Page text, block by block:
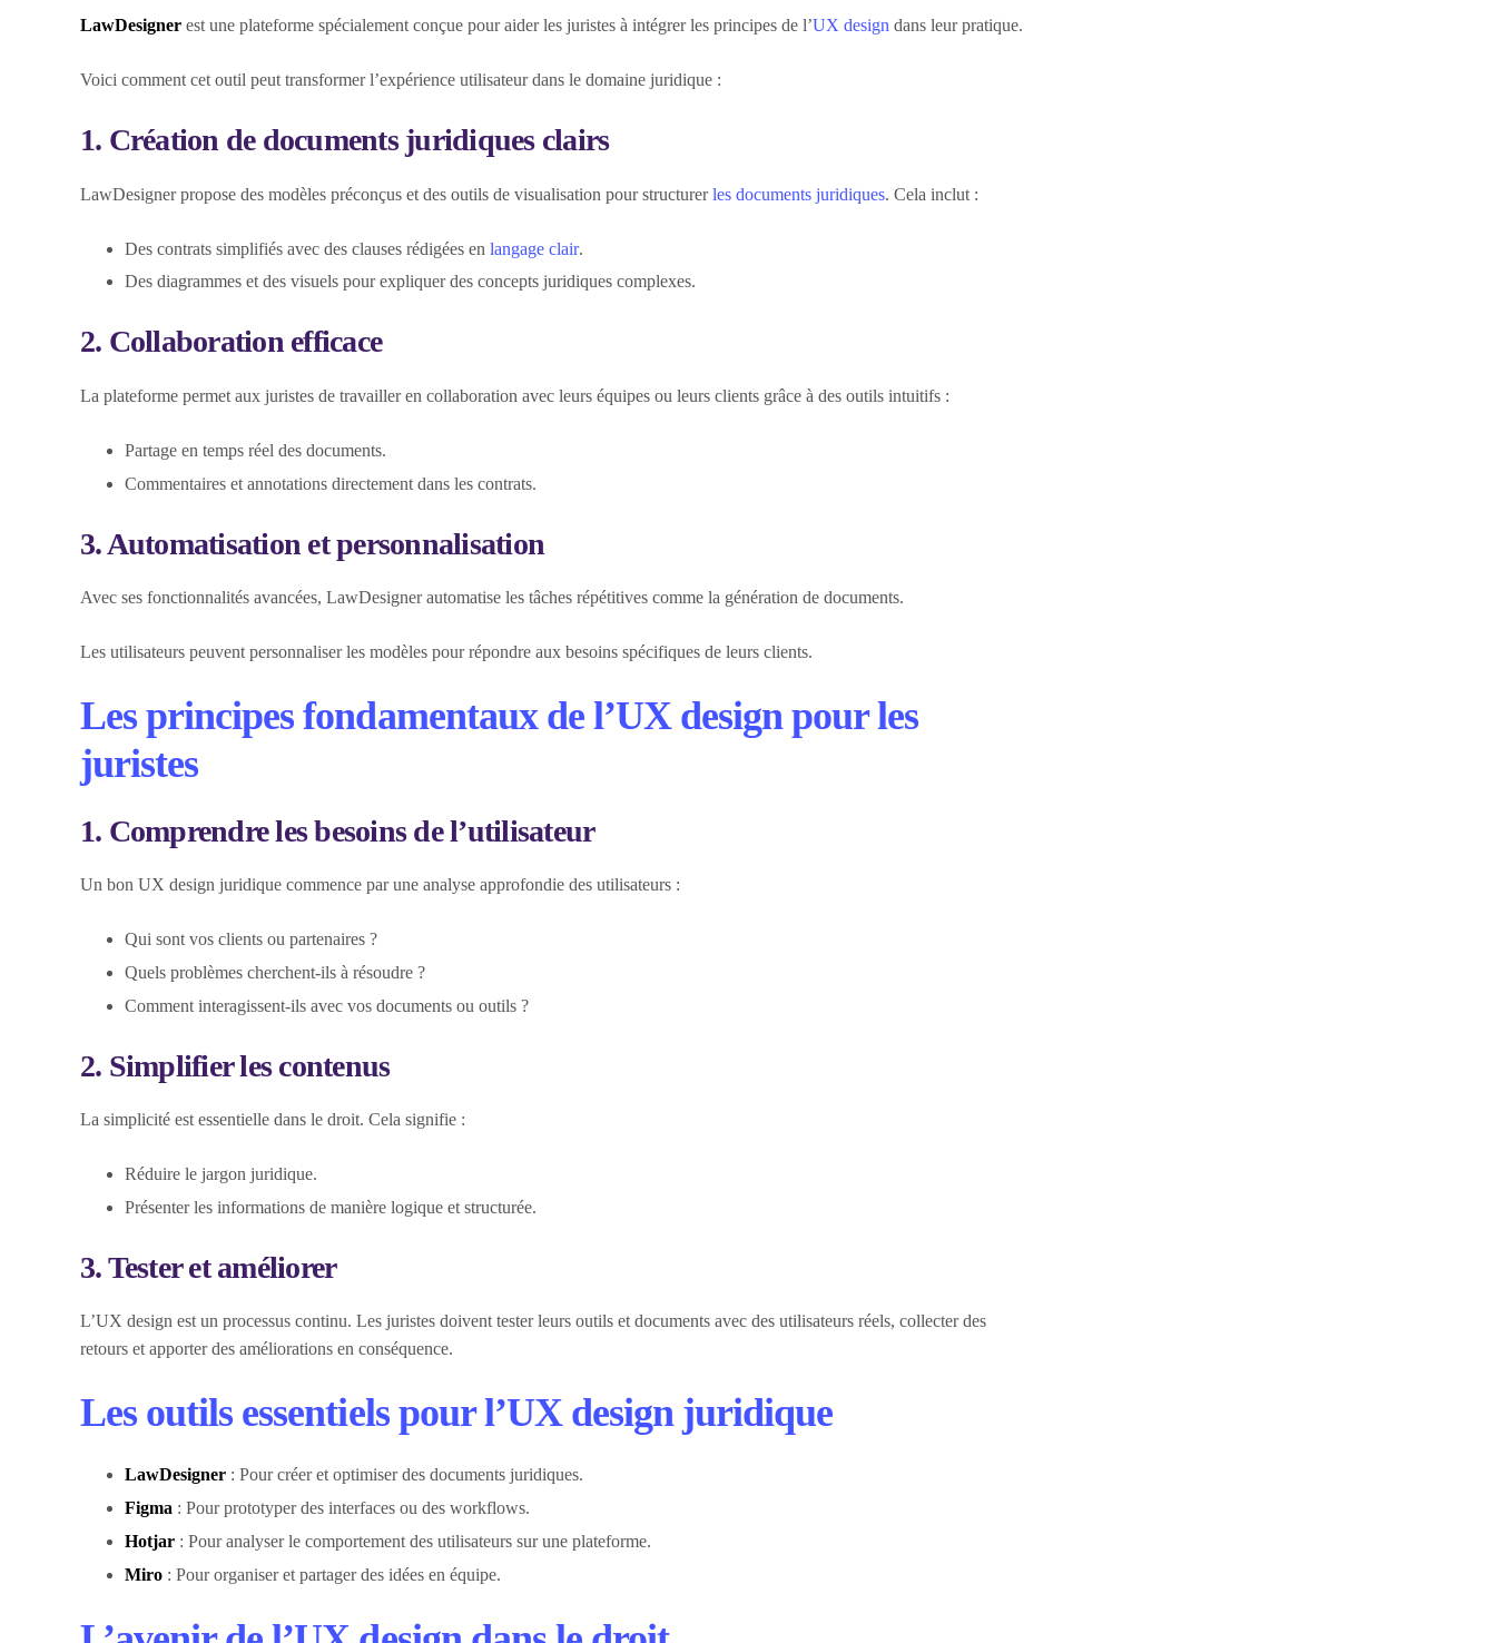
LawDesigner est une plateforme spécialement conçue pour aider les juristes à intégrer les principes de l’UX design dans leur pratique.
Voici comment cet outil peut transformer l’expérience utilisateur dans le domaine juridique :
1. Création de documents juridiques clairs
LawDesigner propose des modèles préconçus et des outils de visualisation pour structurerles documents juridiques. Cela inclut :
Des contrats simplifiés avec des clauses rédigées en langage clair.
Des diagrammes et des visuels pour expliquer des concepts juridiques complexes.
2. Collaboration efficace
La plateforme permet aux juristes de travailler en collaboration avec leurs équipes ou leurs clients grâce à des outils intuitifs :
Partage en temps réel des documents.
Commentaires et annotations directement dans les contrats.
3. Automatisation et personnalisation
Avec ses fonctionnalités avancées, LawDesigner automatise les tâches répétitives comme la génération de documents.
Les utilisateurs peuvent personnaliser les modèles pour répondre aux besoins spécifiques de leurs clients.
Les principes fondamentaux de l’UX design pour les
juristes
1. Comprendre les besoins de l’utilisateur
Un bon UX design juridique commence par une analyse approfondie des utilisateurs :
Qui sont vos clients ou partenaires ?
Quels problèmes cherchent-ils à résoudre ?
Comment interagissent-ils avec vos documents ou outils ?
2. Simplifier les contenus
La simplicité est essentielle dans le droit. Cela signifie :
Réduire le jargon juridique.
Présenter les informations de manière logique et structurée.
3. Tester et améliorer
L’UX design est un processus continu. Les juristes doivent tester leurs outils et documents avec des utilisateurs réels, collecter des
retours et apporter des améliorations en conséquence.
Les outils essentiels pour l’UX design juridique
LawDesigner : Pour créer et optimiser des documents juridiques.
Figma : Pour prototyper des interfaces ou des workflows.
Hotjar : Pour analyser le comportement des utilisateurs sur une plateforme.
Miro : Pour organiser et partager des idées en équipe.